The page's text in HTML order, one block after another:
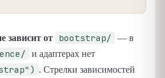
зависит от bootstrap/ — в
и адаптерах нет
. Стрелки зависимостей